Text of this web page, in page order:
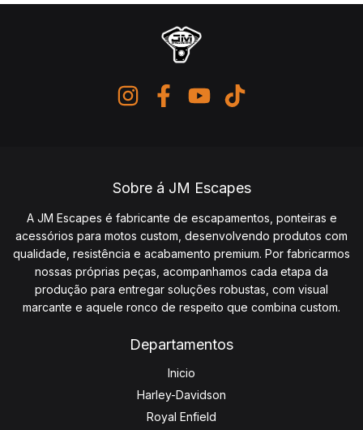
Sobre á JM Escapes
A JM Escapes é fabricante de escapamentos, ponteiras e
acessórios para motos custom, desenvolvendo produtos com
qualidade, resistência e acabamento premium. Por fabricarmos
nossas próprias peças, acompanhamos cada etapa da
produção para entregar soluções robustas, com visual
marcante e aquele ronco de respeito que combina custom.
Departamentos
Inicio
Harley-Davidson
Royal Enfield